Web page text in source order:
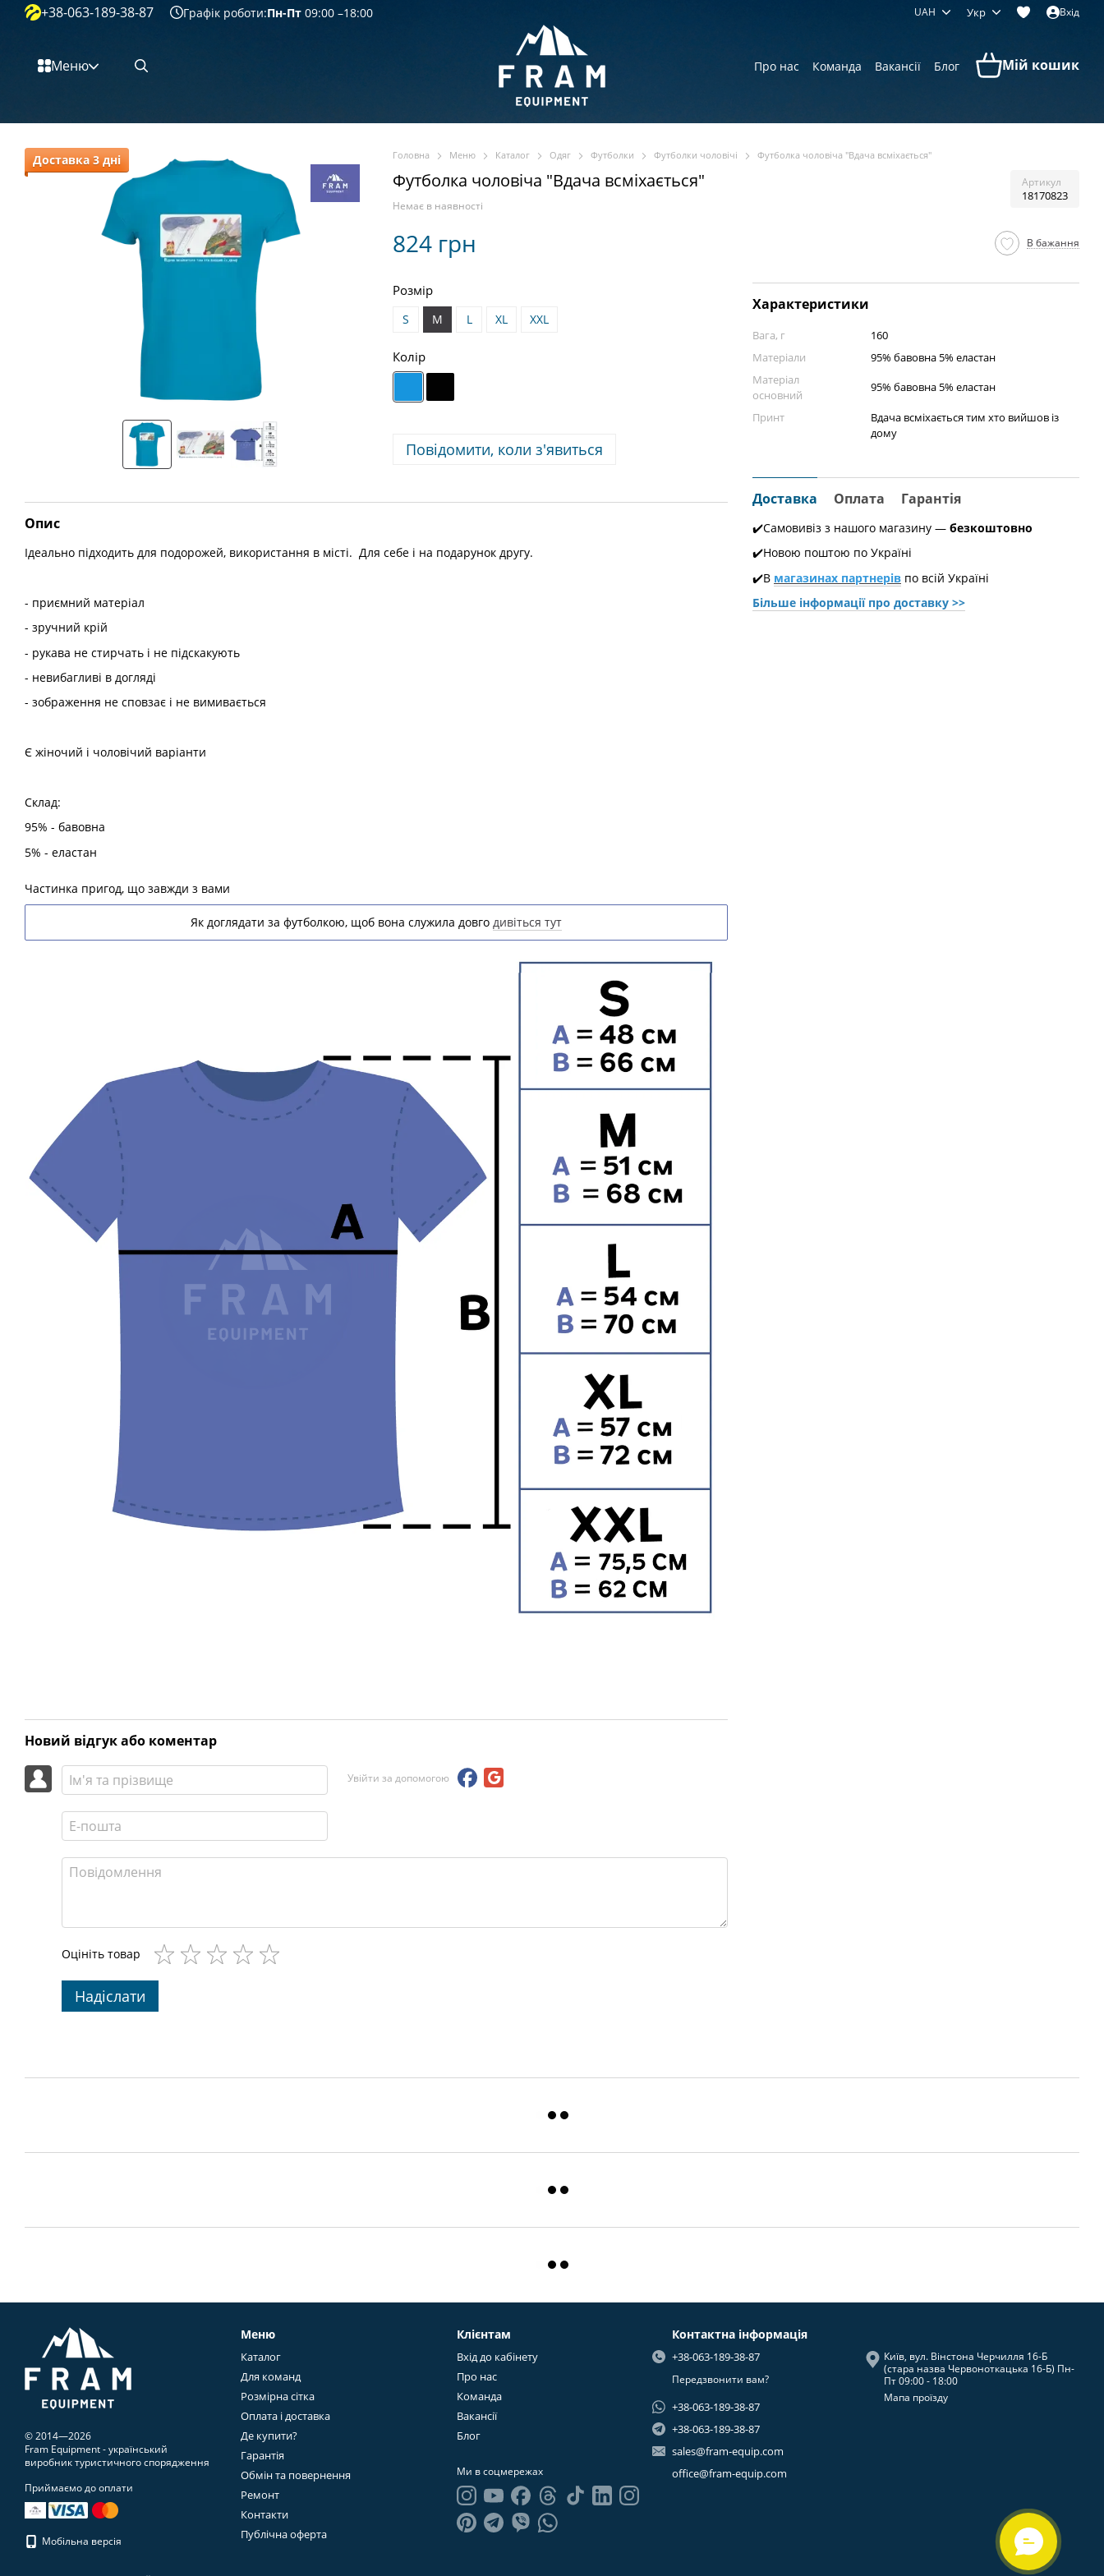
Перейти к основному контенту
+38-063-189-38-87 Графік роботи:Пн-Пт 09:00 –18:00 UAH Укр Вхід
Меню Про нас Команда Вакансії Блог Мій кошик
Доставка 3 дні Головна Меню Каталог Одяг Футболки Футболки чоловічі Футболка чоловіча "Вдача всміхається"
Футболка чоловіча "Вдача всміхається" Артикул
18170823
Немає в наявності
824 грн В бажання
Розмір
S M L XL XXL
Колір
Повідомити, коли з'явиться
Характеристики
Вага, г
160
Матеріали
95% бавовна 5% еластан
Матеріал
основний
95% бавовна 5% еластан
Принт
Вдача всміхається тим хто вийшов із
дому
Доставка Оплата Гарантія
✔️Самовивіз з нашого магазину — безкоштовно
✔️Новою поштою по Україні
✔️В магазинах партнерів по всій Україні
Більше інформації про доставкy >>
Опис
Ідеально підходить для подорожей, використання в місті. Для себе і на подарунок другу.
- приємний матеріал
- зручний крій
- рукава не стирчать і не підскакують
- невибагливі в догляді
- зображення не сповзає і не вимивається
Є жіночий і чоловічий варіанти
Склад:
95% - бавовна
5% - еластан
Частинка пригод, що завжди з вами
Як доглядати за футболкою, щоб вона служила довго дивіться тут
Новий відгук або коментар
Увійти за допомогою
Оцініть товар
Надіслати
© 2014—2026
Fram Equipment - український
виробник туристичного спорядження
Приймаємо до оплати
Мобільна версія
Меню
Каталог
Для команд
Розмірна сітка
Оплата і доставка
Де купити?
Гарантія
Обмін та повернення
Ремонт
Контакти
Публічна оферта
Клієнтам
Вхід до кабінету
Про нас
Команда
Вакансії
Блог
Ми в соцмережах
Контактна інформація
+38-063-189-38-87
Передзвонити вам?
+38-063-189-38-87
+38-063-189-38-87
sales@fram-equip.com
office@fram-equip.com
Київ, вул. Вінстона Черчилля 16-Б
(стара назва Червоноткацька 16-Б) Пн-
Пт 09:00 - 18:00
Мапа проїзду